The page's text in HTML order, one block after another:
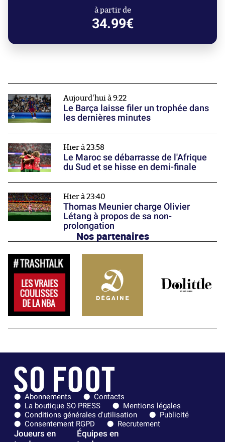
à partir de
34.99€
Aujourd'hui à 9:22
Le Barça laisse filer un trophée dans
les dernières minutes
Hier à 23:58
Le Maroc se débarrasse de l'Afrique
du Sud et se hisse en demi-finale
Hier à 23:40
Thomas Meunier charge Olivier
Létang à propos de sa non-
prolongation
Nos partenaires
Abonnements
Contacts
La boutique SO PRESS
Mentions légales
Conditions générales d'utilisation
Publicité
Consentement RGPD
Recrutement
Joueurs en
Équipes en